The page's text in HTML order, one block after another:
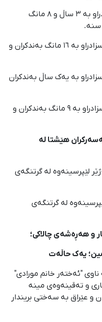
ژیلا هۆژەبری؛ خەڵکی مەریوان، سزادراو بە ٣ ساڵ و ٨ مانگ
سنە.
ژینا مودەڕس گورجی؛ خەڵکی سنە، سزادراو بە ١٦ مانگ بەندکران و
بە یەک ساڵ بەندکران
سورەیا قەیتەران؛ خەڵکی پیرانشار، سزادراو بە ٩ مانگ بەندکران و
هێشتا لە
لێپرسینەوە لە گرتنگەی
لە گرتنگەی
و هەڕەشەی چالاکی؛
یەک حاڵەت
بە ناوی "ئەختەر خانم مورادی"
و تەقینەوەی مینە
و عێراق بە سەختی بریندار